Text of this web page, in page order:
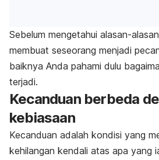
Sebelum mengetahui alasan-
membuat seseorang menjadi
baiknya Anda pahami dulu
terjadi.
Kecanduan berbeda
kebiasaan
Kecanduan adalah kondisi yang
kehilangan kendali atas apa yang